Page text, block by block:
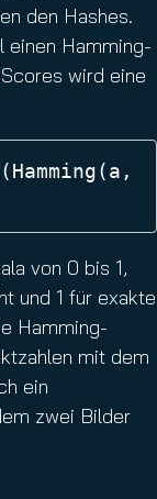
den Hashes.
einen Hamming-
wird eine
von 0 bis 1,
und 1 für exakte
Hamming-
mit dem
ein
zwei Bilder